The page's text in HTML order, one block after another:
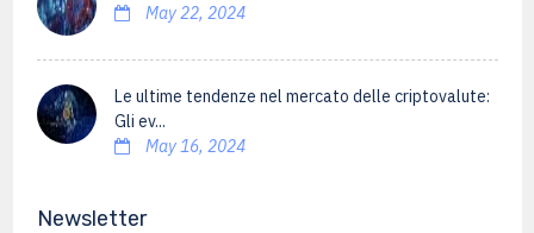
May 22, 2024
Le ultime tendenze nel mercato delle criptovalute:
Gli ev...
May 16, 2024
Newsletter